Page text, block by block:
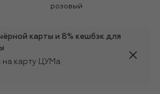
розовый
карты и 8% кешбэк для
карту ЦУМа